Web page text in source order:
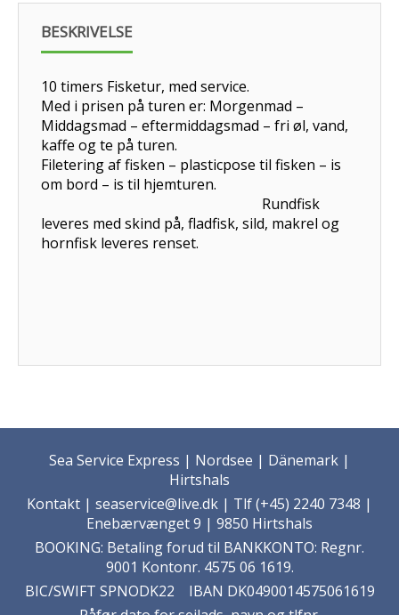
BESKRIVELSE
10 timers Fisketur, med service.
Med i prisen på turen er: Morgenmad –
Middagsmad – eftermiddagsmad – fri øl, vand,
kaffe og te på turen.
Filetering af fisken – plasticpose til fisken – is
om bord – is til hjemturen.
Rundfisk
leveres med skind på, fladfisk, sild, makrel og
hornfisk leveres renset.
Sea Service Express | Nordsee | Dänemark |
Hirtshals
Kontakt | seaservice@live.dk | Tlf (+45) 2240 7348 |
Enebærvænget 9 | 9850 Hirtshals
BOOKING: Betaling forud til BANKKONTO: Regnr.
9001 Kontonr. 4575 06 1619.
BIC/SWIFT SPNODK22 IBAN DK0490014575061619